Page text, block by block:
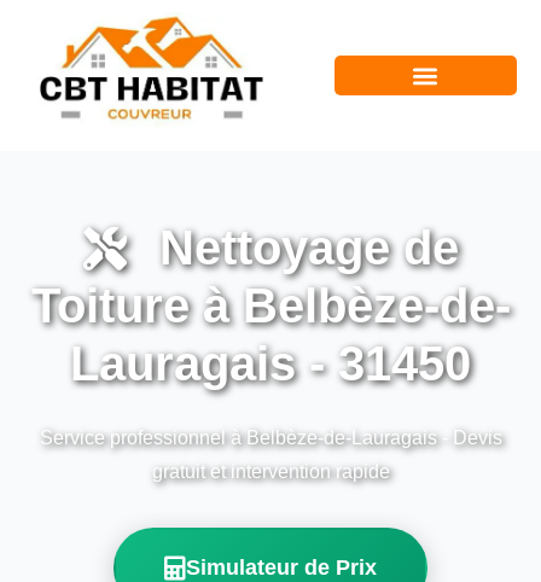
Nettoyage de
Toiture à Belbèze-de-
Lauragais - 31450
Service professionnel à Belbèze-de-Lauragais - Devis
gratuit et intervention rapide
Simulateur de Prix